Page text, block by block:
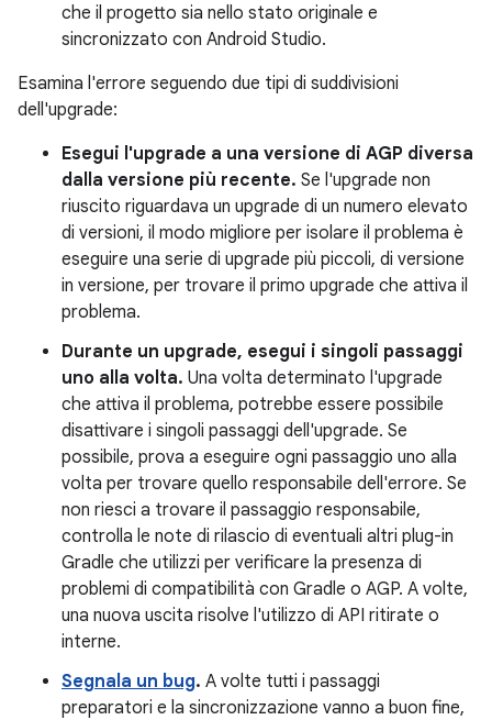
che il progetto sia nello stato originale e
sincronizzato con Android Studio.
Esamina l'errore seguendo due tipi di suddivisioni
dell'upgrade:
Esegui l'upgrade a una versione di AGP diversa
dalla versione più recente. Se l'upgrade non
riuscito riguardava un upgrade di un numero elevato
di versioni, il modo migliore per isolare il problema è
eseguire una serie di upgrade più piccoli, di versione
in versione, per trovare il primo upgrade che attiva il
problema.
Durante un upgrade, esegui i singoli passaggi
uno alla volta. Una volta determinato l'upgrade
che attiva il problema, potrebbe essere possibile
disattivare i singoli passaggi dell'upgrade. Se
possibile, prova a eseguire ogni passaggio uno alla
volta per trovare quello responsabile dell'errore. Se
non riesci a trovare il passaggio responsabile,
controlla le note di rilascio di eventuali altri plug-in
Gradle che utilizzi per verificare la presenza di
problemi di compatibilità con Gradle o AGP. A volte,
una nuova uscita risolve l'utilizzo di API ritirate o
interne.
Segnala un bug. A volte tutti i passaggi
preparatori e la sincronizzazione vanno a buon fine,